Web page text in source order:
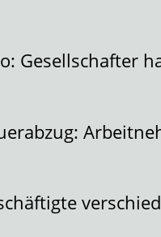
Gesellschafter